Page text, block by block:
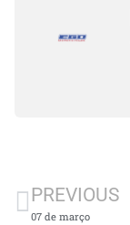
PREVIOUS
07 de março